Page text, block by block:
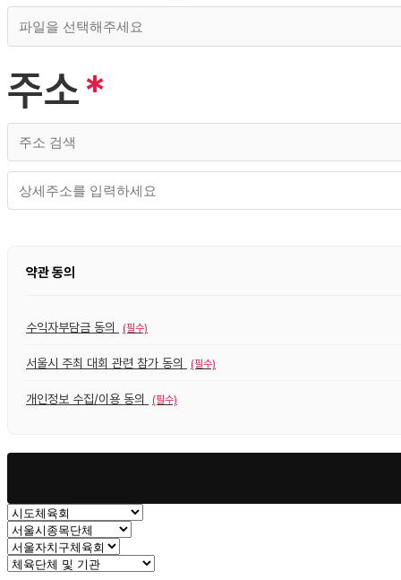
주소
약관 동의
수익자부담금 동의 (필수)
서울시 주최 대회 관련 참가 동의 (필수)
개인정보 수집/이용 동의 (필수)